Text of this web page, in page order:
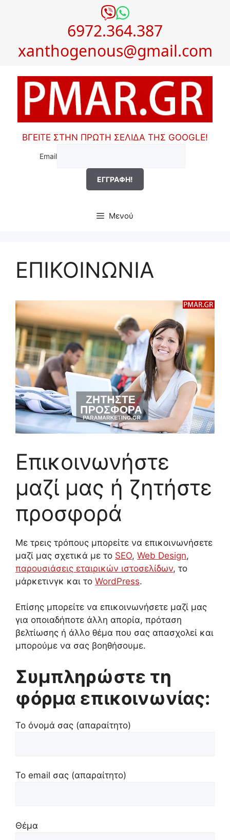
6972.364.387
xanthogenous@gmail.com
ΒΓΕΙΤΕ ΣΤΗΝ ΠΡΩΤΗ ΣΕΛΙΔΑ ΤΗΣ GOOGLE!
Email
Μενού
ΕΠΙΚΟΙΝΩΝΙΑ
Επικοινωνήστε
μαζί μας ή ζητήστε
προσφορά
Με τρεις τρόπους μπορείτε να επικοινωνήσετε
μαζί μας σχετικά με το SEO, Web Design,
παρουσιάσεις εταιρικών ιστοσελίδων, το
μάρκετινγκ και το WordPress.
Επίσης μπορείτε να επικοινωνήσετε μαζί μας
για οποιαδήποτε άλλη απορία, πρόταση
βελτίωσης ή άλλο θέμα που σας απασχολεί και
μπορούμε να σας βοηθήσουμε.
Συμπληρώστε τη
φόρμα επικοινωνίας:
Το όνομά σας (απαραίτητο)
Το email σας (απαραίτητο)
Θέμα